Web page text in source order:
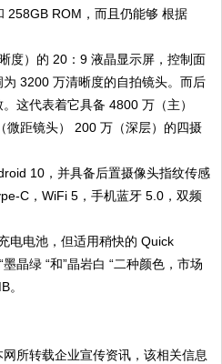
258GB ROM，而且仍能够 根据
度）的 20：9 液晶显示屏，控制面
3200 万清晰度的自拍镜头。而后
这代表着它具备 4800 万（主）
微距镜头） 200 万（深层）的四摄
10，并具备后置摄像头指纹传感
C，WiFi 5，手机蓝牙 5.0，双频
电电池，但适用稍快的 Quick
晶绿 “和”晶岩白 “二种颜色，市场
。
所转载企业宣传资讯，该相关信息